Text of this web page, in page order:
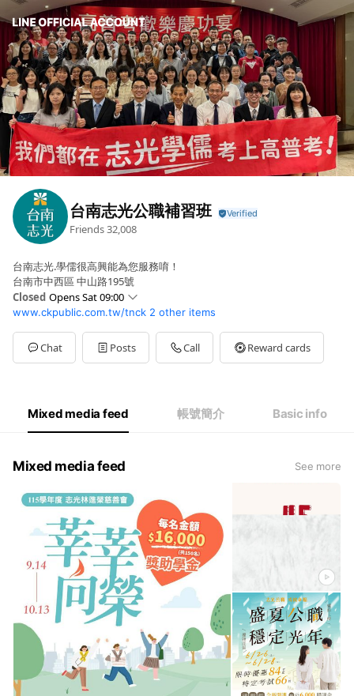
台南志光公職補習班
Friends32,008
台南志光.學儒很高興能為您服務唷！
台南市中西區 中山路195號
Closed Opens Sat 09:00
Sun09:00 - 18:00
Mon09:00 - 21:50
Tue09:00 - 21:50
Wed09:00 - 21:50
09:00 - 21:30
www.ckpublic.com.tw/tnck 2 other items
Chat Posts Call Reward cards
Mixed media feed 帳號簡介 Basic info
Mixed media feed See more